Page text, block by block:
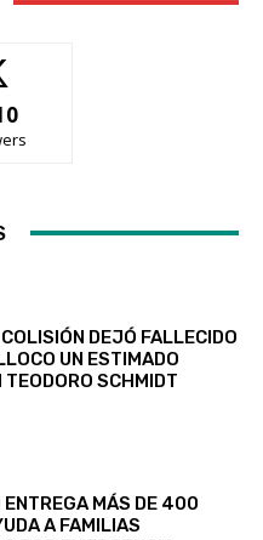
DEJÓ FALLECIDO
UN ESTIMADO
TEODORO SCHMIDT
ENTREGA MÁS DE 400
A FAMILIAS